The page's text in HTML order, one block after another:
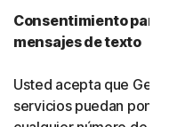
Consentimiento para
mensajes de texto
Usted acepta que Gen, sus
servicios puedan ponerse